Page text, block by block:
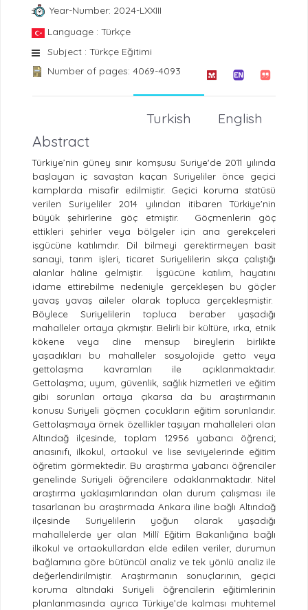
Year-Number: 2024-LXXIII
Language : Türkçe
Subject : Türkçe Eğitimi
Number of pages: 4069-4093
English
Turkish
Abstract
Türkiye’nin güney sınır komşusu Suriye'de 2011 yılında
başlayan iç savaştan kaçan Suriyeliler önce geçici
kamplarda misafir edilmiştir. Geçici koruma statüsü
verilen Suriyeliler 2014 yılından itibaren Türkiye'nin
büyük şehirlerine göç etmiştir. Göçmenlerin göç
ettikleri şehirler veya bölgeler için ana gerekçeleri
işgücüne katılımdır. Dil bilmeyi gerektirmeyen basit
sanayi, tarım işleri, ticaret Suriyelilerin sıkça çalıştığı
alanlar hâline gelmiştir. İşgücüne katılım, hayatını
idame ettirebilme nedeniyle gerçekleşen bu göçler
yavaş yavaş aileler olarak topluca gerçekleşmiştir.
Böylece Suriyelilerin topluca beraber yaşadığı
mahalleler ortaya çıkmıştır. Belirli bir kültüre, ırka, etnik
kökene veya dine mensup bireylerin birlikte
yaşadıkları bu mahalleler sosyolojide getto veya
gettolaşma kavramları ile açıklanmaktadır.
Gettolaşma; uyum, güvenlik, sağlık hizmetleri ve eğitim
gibi sorunları ortaya çıkarsa da bu araştırmanın
konusu Suriyeli göçmen çocukların eğitim sorunlarıdır.
Gettolaşmaya örnek özellikler taşıyan mahalleleri olan
Altındağ ilçesinde, toplam 12956 yabancı öğrenci;
anasınıfı, ilkokul, ortaokul ve lise seviyelerinde eğitim
öğretim görmektedir. Bu araştırma yabancı öğrenciler
genelinde Suriyeli öğrencilere odaklanmaktadır. Nitel
araştırma yaklaşımlarından olan durum çalışması ile
tasarlanan bu araştırmada Ankara iline bağlı Altındağ
ilçesinde Suriyelilerin yoğun olarak yaşadığı
mahallelerde yer alan Millî Eğitim Bakanlığına bağlı
ilkokul ve ortaokullardan elde edilen veriler, durumun
bağlamına göre bütüncül analiz ve tek yönlü analiz ile
değerlendirilmiştir. Araştırmanın sonuçlarının, geçici
koruma altındaki Suriyeli öğrencilerin eğitimlerinin
planlanmasında ayrıca Türkiye’de kalması muhtemel